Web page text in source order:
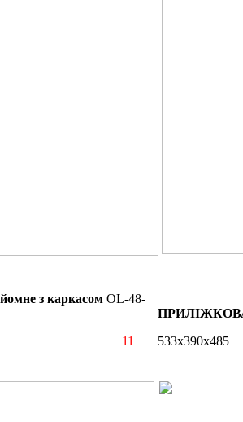
з каркасом OL-48-
11
533х390х485